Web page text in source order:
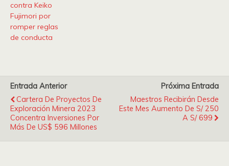
contra Keiko
Fujimori por
romper reglas
de conducta
Entrada Anterior
Cartera De Proyectos De
Exploración Minera 2023
Concentra Inversiones Por
Más De US$ 596 Millones
Próxima Entrada
Maestros Recibirán Desde
Este Mes Aumento De S/ 250
A S/ 699